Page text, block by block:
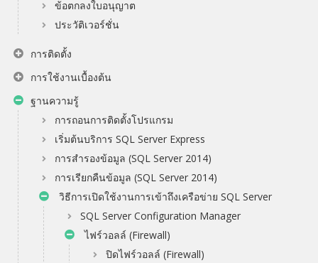
ข้อตกลงใบอนุญาต
ประวัติเวอร์ชั่น
การติดตั้ง
การใช้งานเบื้องต้น
ฐานความรู้
การถอนการติดตั้งโปรแกรม
เริ่มต้นบริการ SQL Server Express
การสำรองข้อมูล (SQL Server 2014)
การเรียกคืนข้อมูล (SQL Server 2014)
วิธีการเปิดใช้งานการเข้าถึงเครือข่าย SQL Server
SQL Server Configuration Manager
ไฟร์วอลล์ (Firewall)
ปิดไฟร์วอลล์ (Firewall)